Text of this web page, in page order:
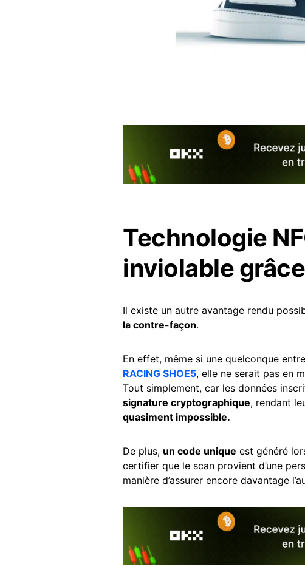
Technologie
inviolable
Il existe un autre avantage rendu
la contre-façon.
En effet, même si une quelconque
RACING SHOE5, elle ne serait pas en
Tout simplement, car les données
signature cryptographique, rendant
quasiment impossible.
De plus, un code unique est généré
certifier que le scan provient d’une
manière d’assurer encore davantage